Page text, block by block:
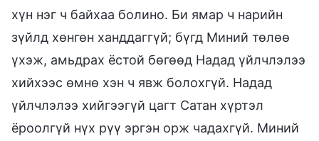
хүн нэг ч байхаа болино. Би ямар ч нарийн
зүйлд хөнгөн ханддаггүй; бүгд Миний төлөө
үхэж, амьдрах ёстой бөгөөд Надад үйлчлэлээ
хийхээс өмнө хэн ч явж болохгүй. Надад
үйлчлэлээ хийгээгүй цагт Сатан хүртэл
ёроолгүй нүх рүү эргэн орж чадахгүй. Миний